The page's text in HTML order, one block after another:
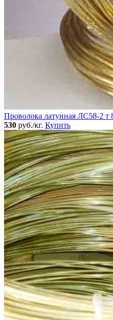
Проволока латунная ЛС58-2 т
530 руб./кг. Купить